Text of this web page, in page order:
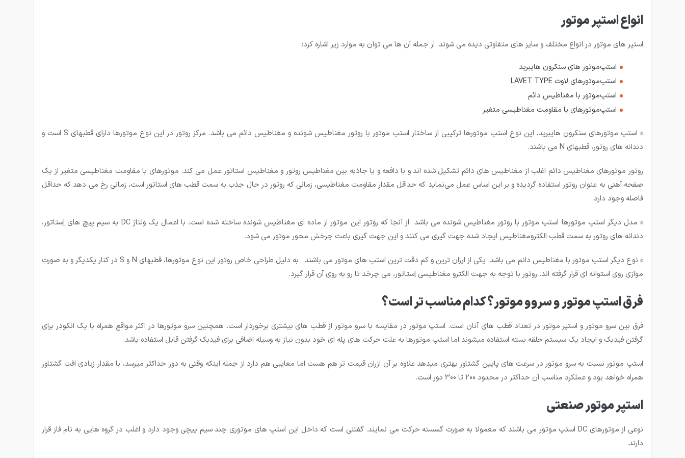
انواع استپر موتور
استپر های موتور در انواع مختلف و سایز های متفاوتی دیده می شوند. از جمله آن ها می توان به موارد زیر اشاره کرد:
استپ‌موتور های سنکرون هایبرید
استپ‌موتورهای لاوت LAVET TYPE
استپ‌موتور با مغناطیس دائم
استپ‌موتورهای با مقاومت مغناطیسی متغیر
» استپ موتورهای سنکرون هایبرید، این نوع استپ موتورها ترکیبی از ساختار استپ موتور با روتور مغناطیس شونده و مغناطیس دائم می باشد. مرکز روتور در این نوع موتورها دارای قطبهای S است و
دندانه های روتور، قطبهای N می باشند.
روتور موتورهای مغناطیس دائم اغلب از مغناطیس های دائم تشکیل شده اند و با دافعه و یا جاذبه بین مغناطیس روتور و مغناطیس استاتور عمل می کند. موتورهای با مقاومت مغناطیسی متغیر از یک
صفحه آهنی به عنوان روتور استفاده گردیده و بر این اساس عمل می‌نماید که حداقل مقدار مقاومت مغناطیسی، زمانی که روتور در حال جذب به سمت قطب های استاتور است، زمانی رخ می ‌دهد که حداقل
فاصله وجود دارد.
» مدل دیگر استپ موتورها استپ موتور با روتور مغناطیس شونده می باشد از آنجا که روتور این موتور از ماده ای مغناطیس شونده ساخته شده است، با اعمال یک ولتاژ DC به سیم پیچ های اِستاتور،
دندانه های روتور به سمت قطب الکترومغناطیس ایجاد شده جهت گیری می کنند و این جهت گیری باعث چرخش محور موتور می شود.
» نوع دیگر استپ موتور با مغناطیس دانم می باشد. یکی از ارزان ترین و کم دقت ترین استپ های موتور می باشند. به دلیل طراحی خاص روتور این نوع موتورها، قطبهای N و S در کنار یکدیگر و به صورت
موازی روی استوانه ای قرار گرفته اند. روتور با توجه به جهت الکترو مغناطیسی اِستاتور، می چرخد تا رو به روی آن قرار گیرد.
فرق استپ موتور و سروو موتور؟ کدام مناسب تر است؟
فرق بین سرو موتور و استپر موتور در تعداد قطب های آنان است. استپ موتور در مقایسه با سرو موتور از قطب های بیشتری برخوردار است. همچنین سرو موتورها در اکثر مواقع همراه با یک انکودر برای
گرفتن فیدبک و ایجاد یک سیستم حلقه بسته استفاده میشوند اما استپ موتورها به علت حرکت های پله ای خود بدون نیاز به وسیله اضافی برای فیدبک گرفتن قابل استفاده باشد.
استپ موتور نسبت به سرو موتور در سرعت های پایین گشتاور بهتری میدهد علاوه بر آن ازران قیمت تر هم هست اما معایبی هم دارد از جمله اینکه وقتی به دور حداکثر میرسد، با مقدار زیادی افت گشتاور
همراه خواهد بود و عملکرد مناسب آن حداکثر در محدود 200 تا 300 دور است.
استپر موتور صنعتی
نوعی از موتورهای DC استپ موتور می باشند که معمولا به صورت گسسته حرکت می نمایند. گفتنی است که داخل این استپ های موتوری چند سیم پیچی وجود دارد و اغلب در گروه هایی به نام فاز قرار
دارند.